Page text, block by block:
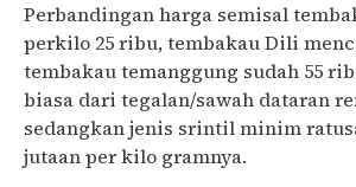
Perbandingan harga semisal
perkilo 25 ribu, tembakau Dili
tembakau temanggung sudah 55
biasa dari tegalan/sawah dataran
sedangkan jenis srintil minim
jutaan per kilo gramnya.